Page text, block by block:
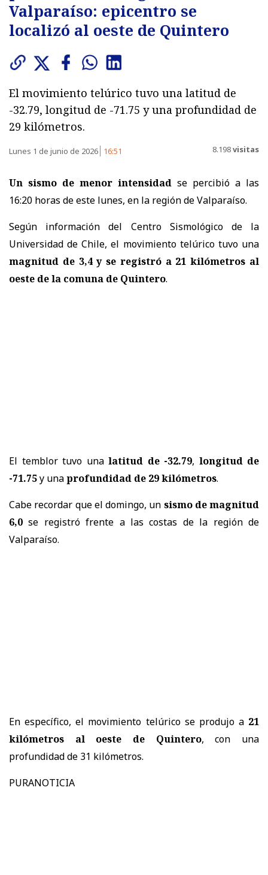
Valparaíso: epicentro se
localizó al oeste de Quintero
El movimiento telúrico tuvo una latitud de
-32.79, longitud de -71.75 y una profundidad de
29 kilómetros.
Lunes 1 de junio de 2026 16:51 8.198visitas
Un sismo de menor intensidad se percibió a las
16:20 horas de este lunes, en la región de Valparaíso.
Según información del Centro Sismológico de la
Universidad de Chile, el movimiento telúrico tuvo una
magnitud de 3,4 y se registró a 21 kilómetros al
oeste de la comuna de Quintero.
El temblor tuvo una latitud de -32.79, longitud de
-71.75y unaprofundidad de 29 kilómetros.
Cabe recordar que el domingo, un sismo de magnitud
6,0 se registró frente a las costas de la región de
Valparaíso.
En específico, el movimiento telúrico se produjo a 21
kilómetros al oeste de Quintero, con una
profundidad de 31 kilómetros.
PURANOTICIA